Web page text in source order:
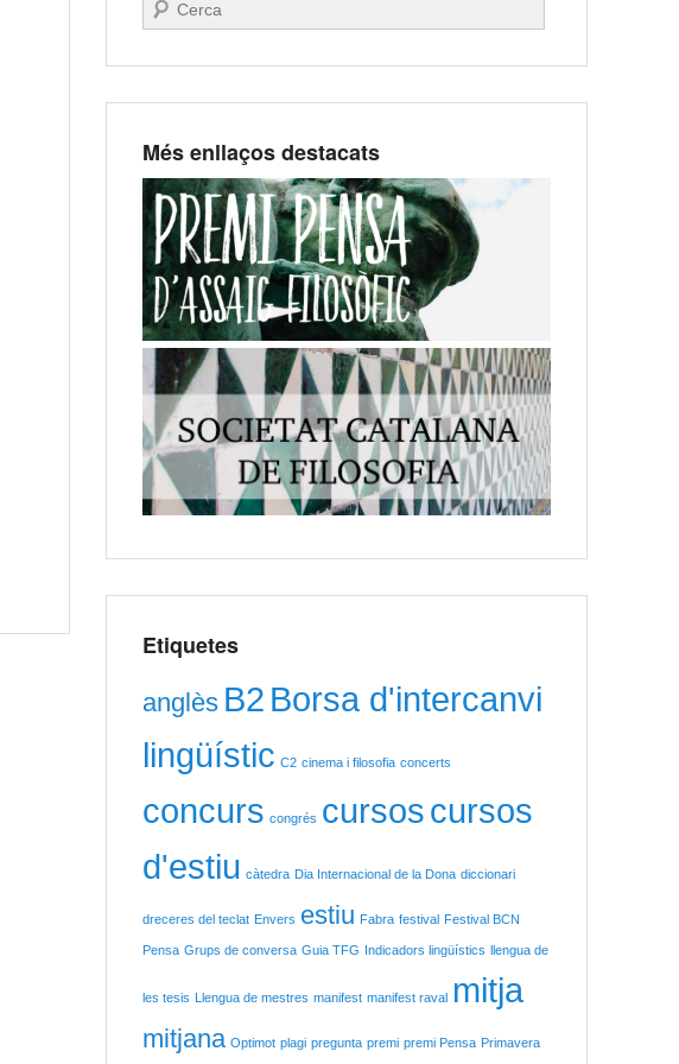
Més enllaços destacats
Etiquetes
anglès B2 Borsa d'intercanvi
lingüístic C2 cinema i filosofia concerts
concurs congrés cursoscursos
d'estiu càtedra Dia Internacional de la Dona diccionari
dreceres del teclat Envers estiu Fabra festival Festival BCN
Pensa Grups de conversa Guia TFG Indicadors lingüístics llengua de
les tesis Llengua de mestres manifest manifest raval mitja
mitjana Optimot plagi pregunta premi premi Pensa Primavera